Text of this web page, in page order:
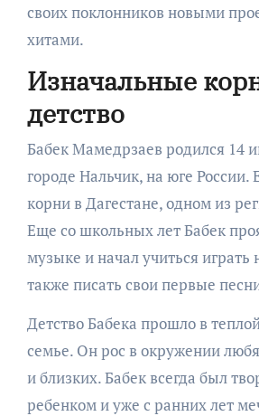
своих поклонников новыми
хитами.
Изначальные
детство
Бабек Мамедрзаев родился 14
городе Нальчик, на юге России.
корни в Дагестане, одном из
Еще со школьных лет Бабек
музыке и начал учиться играть
также писать свои первые
Детство Бабека прошло в
семье. Он рос в окружении
и близких. Бабек всегда был
ребенком и уже с ранних лет